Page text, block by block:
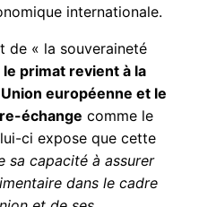
internationale.
de « la souveraineté
le primat revient à la
européenne et le
échange comme le
ci expose que cette
sa capacité à assurer
dans le cadre